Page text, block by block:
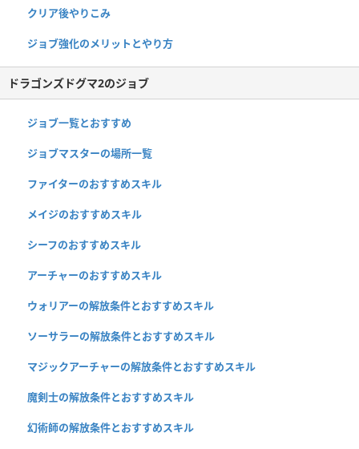
クリア後やりこみ
ジョブ強化のメリットとやり方
ドラゴンズドグマ2のジョブ
ジョブ一覧とおすすめ
ジョブマスターの場所一覧
ファイターのおすすめスキル
メイジのおすすめスキル
シーフのおすすめスキル
アーチャーのおすすめスキル
ウォリアーの解放条件とおすすめスキル
ソーサラーの解放条件とおすすめスキル
マジックアーチャーの解放条件とおすすめスキル
魔剣士の解放条件とおすすめスキル
幻術師の解放条件とおすすめスキル